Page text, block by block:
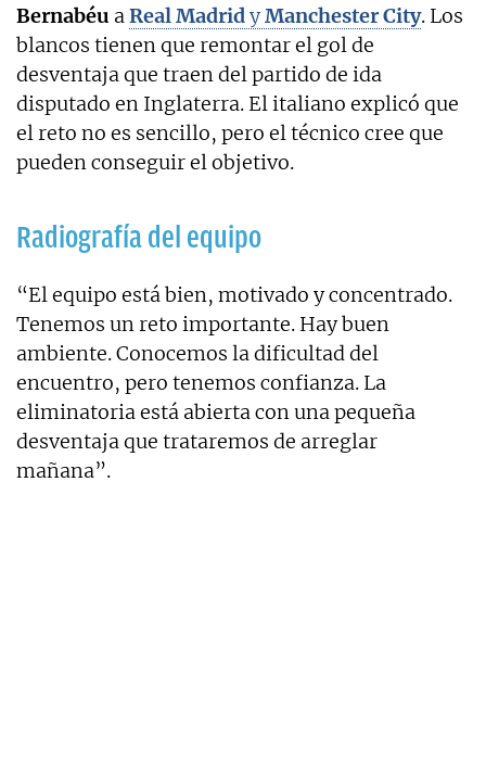
Bernabéu aReal MadridyManchester City. Los
blancos tienen que remontar el gol de
desventaja que traen del partido de ida
disputado en Inglaterra. El italiano explicó que
el reto no es sencillo, pero el técnico cree que
pueden conseguir el objetivo.
Radiografía del equipo
“El equipo está bien, motivado y concentrado.
Tenemos un reto importante. Hay buen
ambiente. Conocemos la dificultad del
encuentro, pero tenemos confianza. La
eliminatoria está abierta con una pequeña
desventaja que trataremos de arreglar
mañana”.